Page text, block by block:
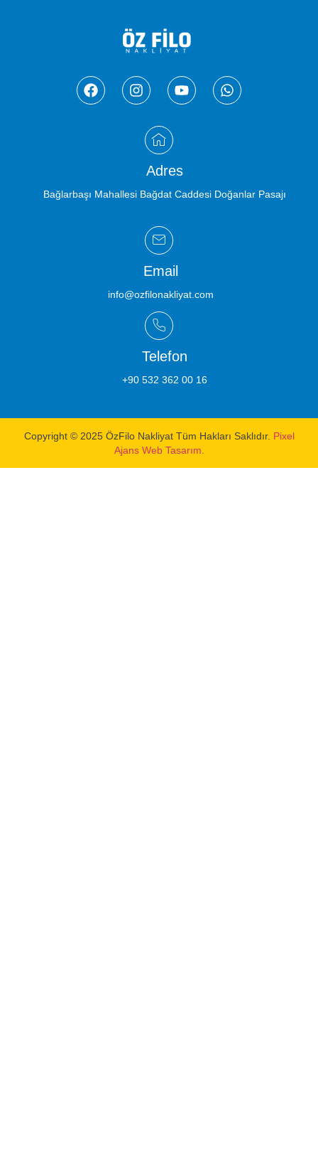
Adres
Bağlarbaşı Mahallesi Bağdat Caddesi Doğanlar Pasajı
Email
info@ozfilonakliyat.com
Telefon
+90 532 362 00 16
Copyright © 2025 ÖzFilo Nakliyat Tüm Hakları Saklıdır. Pixel
Ajans Web Tasarım.